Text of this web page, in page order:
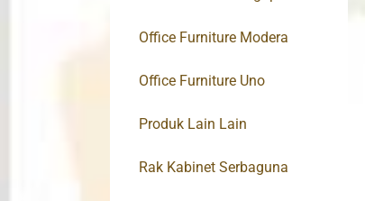
Office Furniture Modera
Office Furniture Uno
Produk Lain Lain
Rak Kabinet Serbaguna